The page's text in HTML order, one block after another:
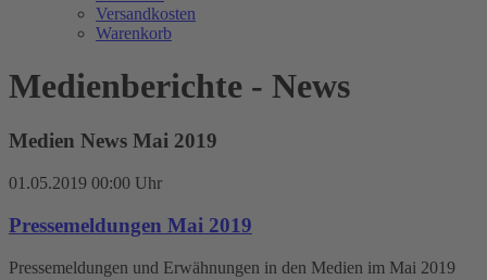
Versandkosten
Warenkorb
Medienberichte - News
Medien News Mai 2019
01.05.2019 00:00 Uhr
Pressemeldungen Mai 2019
Pressemeldungen und Erwähnungen in den Medien im Mai 2019